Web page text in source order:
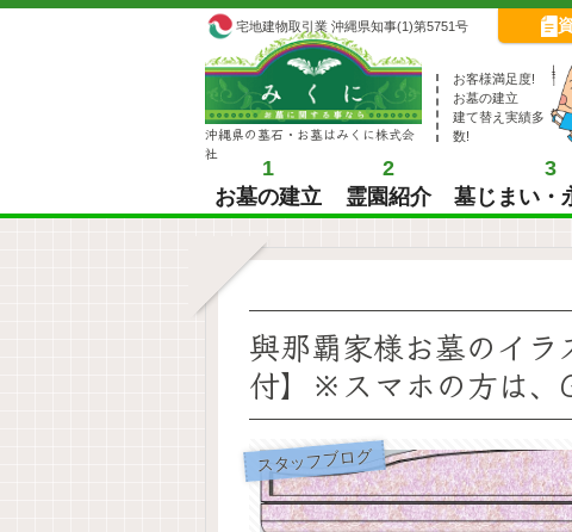
宅地建物取引業 沖縄県知事(1)第5751号
沖縄県の墓石・お墓はみくに株式会
社
お客様満足度!
お墓の建立
建て替え実績多
数!
1
お墓の建立
2
霊園紹介
3
墓じまい・
與那覇家様お墓のイ
付】※スマホの方は、
スタッフブログ